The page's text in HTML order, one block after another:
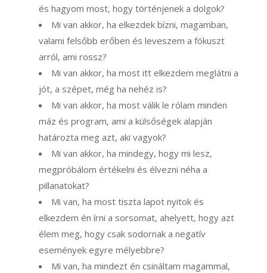
és hagyom most, hogy történjenek a dolgok?
Mi van akkor, ha elkezdek bízni, magamban,
valami felsőbb erőben és leveszem a fókuszt
arról, ami rossz?
Mi van akkor, ha most itt elkezdem meglátni a
jót, a szépet, még ha nehéz is?
Mi van akkor, ha most válik le rólam minden
máz és program, ami a külsőségek alapján
határozta meg azt, aki vagyok?
Mi van akkor, ha mindegy, hogy mi lesz,
megpróbálom értékelni és élvezni néha a
pillanatokat?
Mi van, ha most tiszta lapot nyitok és
elkezdem én írni a sorsomat, ahelyett, hogy azt
élem meg, hogy csak sodornak a negatív
események egyre mélyebbre?
Mi van, ha mindezt én csináltam magammal,